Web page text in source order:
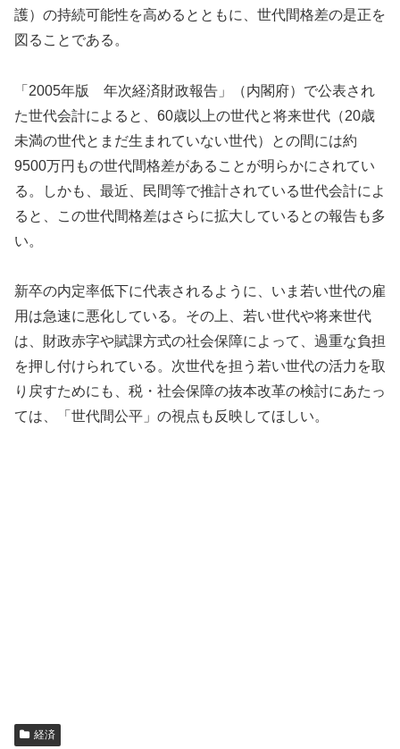
護）の持続可能性を高めるとともに、世代間格差の是正を
図ることである。
「2005年版 年次経済財政報告」（内閣府）で公表され
た世代会計によると、60歳以上の世代と将来世代（20歳
未満の世代とまだ生まれていない世代）との間には約
9500万円もの世代間格差があることが明らかにされてい
る。しかも、最近、民間等で推計されている世代会計によ
ると、この世代間格差はさらに拡大しているとの報告も多
い。
新卒の内定率低下に代表されるように、いま若い世代の雇
用は急速に悪化している。その上、若い世代や将来世代
は、財政赤字や賦課方式の社会保障によって、過重な負担
を押し付けられている。次世代を担う若い世代の活力を取
り戻すためにも、税・社会保障の抜本改革の検討にあたっ
ては、「世代間公平」の視点も反映してほしい。
経済